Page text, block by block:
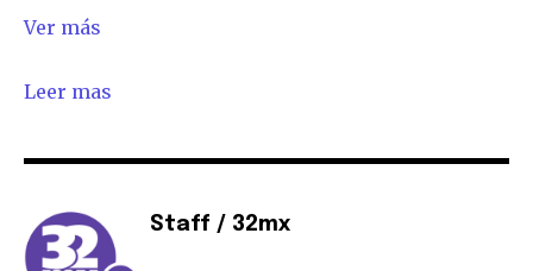
Ver más
Leer mas
Staff / 32mx